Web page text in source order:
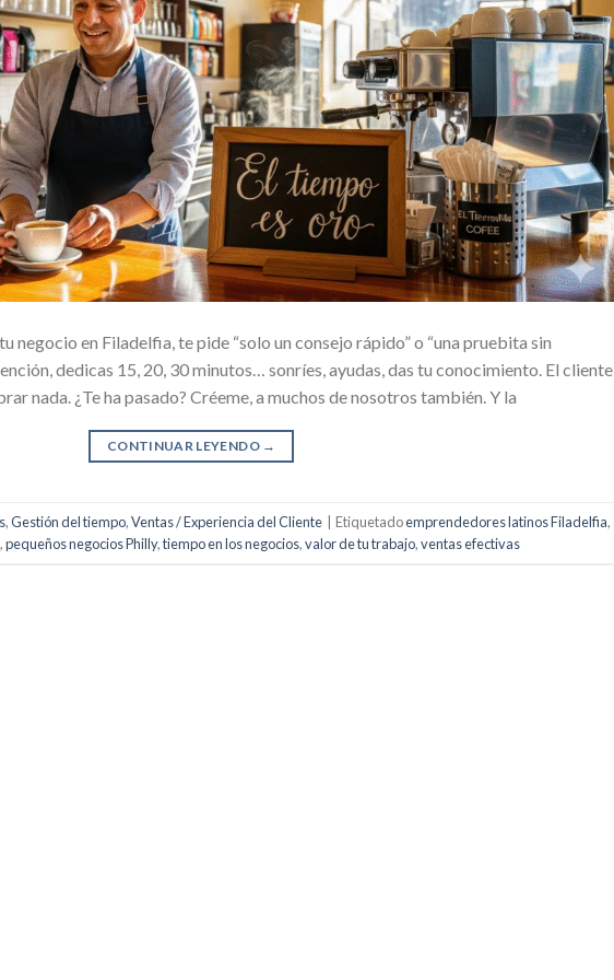
negocio en Filadelfia, te pide “solo un consejo rápido” o “una pruebita sin
dedicas 15, 20, 30 minutos… sonríes, ayudas, das tu conocimiento. El cliente
nada. ¿Te ha pasado? Créeme, a muchos de nosotros también. Y la
CONTINUAR LEYENDO →
,Gestión del tiempo,Ventas / Experiencia del Cliente Etiquetadoemprendedores latinos Filadelfia,
,pequeños negocios Philly,tiempo en los negocios,valor de tu trabajo,ventas efectivas